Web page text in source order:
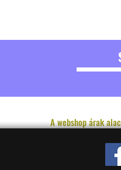
A webshop árak